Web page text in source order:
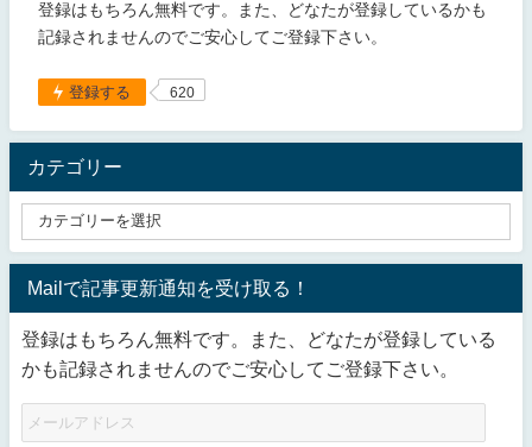
登録はもちろん無料です。また、どなたが登録しているかも
記録されませんのでご安心してご登録下さい。
登録する 620
カテゴリー
Mailで記事更新通知を受け取る！
登録はもちろん無料です。また、どなたが登録している
かも記録されませんのでご安心してご登録下さい。